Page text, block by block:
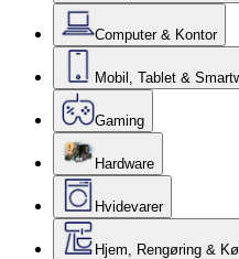
Computer & Kontor
Mobil, Tablet &
Gaming
Hardware
Hvidevarer
Hjem, Rengøring &